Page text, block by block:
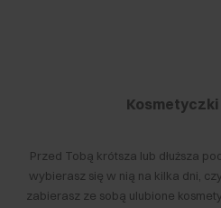
Przed Tobą krótsza lub dłuższa
wybierasz się w nią na kilka dni,
zabierasz ze sobą ulubione